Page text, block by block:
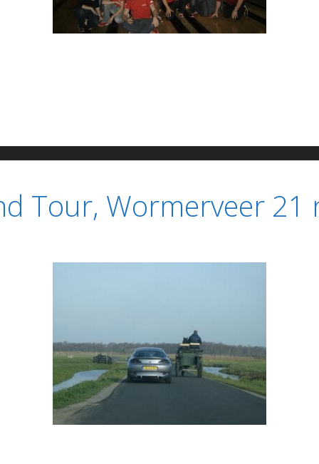
Tour, Wormerveer 21